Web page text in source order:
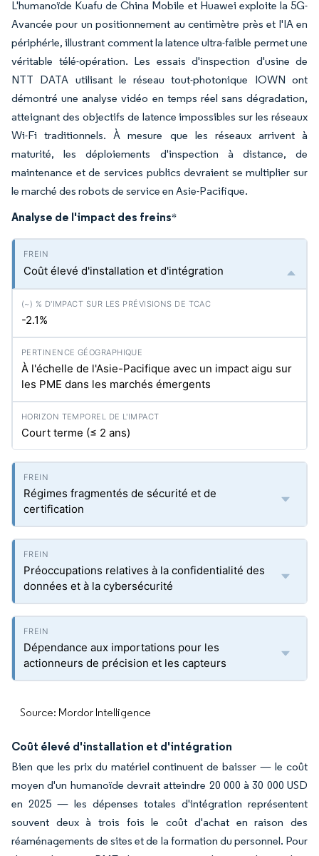
L'humanoïde Kuafu de China Mobile et Huawei exploite la 5G-
Avancée pour un positionnement au centimètre près et l'IA en
périphérie, illustrant comment la latence ultra-faible permet une
véritable télé-opération. Les essais d'inspection d'usine de
NTT DATA utilisant le réseau tout-photonique IOWN ont
démontré une analyse vidéo en temps réel sans dégradation,
atteignant des objectifs de latence impossibles sur les réseaux
Wi-Fi traditionnels. À mesure que les réseaux arrivent à
maturité, les déploiements d'inspection à distance, de
maintenance et de services publics devraient se multiplier sur
le marché des robots de service en Asie-Pacifique.
Analyse de l'impact des freins*
Coût élevé d'installation et d'intégration
-2.1%
À l'échelle de l'Asie-Pacifique avec un impact aigu sur
les PME dans les marchés émergents
Court terme (≤ 2 ans)
Régimes fragmentés de sécurité et de
certification
Préoccupations relatives à la confidentialité des
données et à la cybersécurité
Dépendance aux importations pour les
actionneurs de précision et les capteurs
Source: Mordor Intelligence
Coût élevé d'installation et d'intégration
Bien que les prix du matériel continuent de baisser — le coût
moyen d'un humanoïde devrait atteindre 20 000 à 30 000 USD
en 2025 — les dépenses totales d'intégration représentent
souvent deux à trois fois le coût d'achat en raison des
réaménagements de sites et de la formation du personnel. Pour